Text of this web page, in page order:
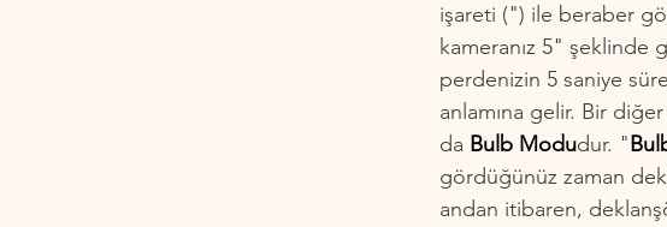
işareti (") ile beraber
kameranız 5" şeklinde
perdenizin 5 saniye
anlamına gelir. Bir
da Bulb Modudur. "
gördüğünüz zaman
andan itibaren,